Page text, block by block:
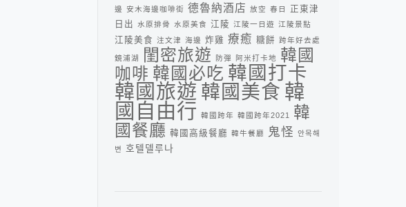
邊 安木海邊咖啡街 德魯納酒店 放空 春日
正東津
日出 水原排骨 水原美食 江陵 江陵一日遊 江陵景點
江陵美食 注文津 海邊 炸雞 療癒 糖餅 跨年好去處
鏡浦湖 閨密旅遊 防彈 阿米打卡地
韓國
咖啡 韓國必吃 韓國打卡
韓國旅遊 韓國美食 韓
國自由行 韓國跨年 韓國跨年2021
韓
國餐廳 韓國高級餐廳 韓牛餐廳 鬼怪 안목해
변
호텔델루나